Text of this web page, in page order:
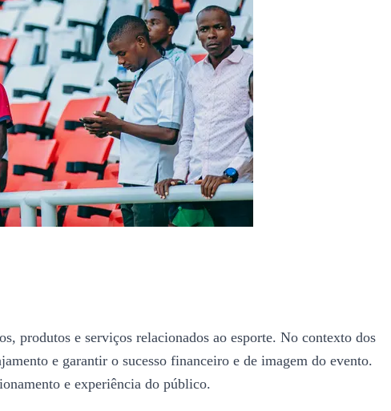
produtos e serviços relacionados ao esporte. No contexto dos
e garantir o sucesso financeiro e de imagem do evento.
e experiência do público.